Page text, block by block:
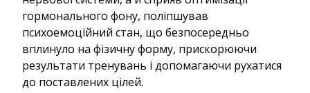
гормонального фону, поліпшував
психоемоційний стан, що безпосередньо
вплинуло на фізичну форму, прискорюючи
результати тренувань і допомагаючи рухатися
до поставлених цілей.